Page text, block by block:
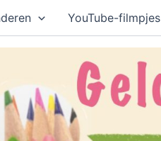
YouTube-filmpjes